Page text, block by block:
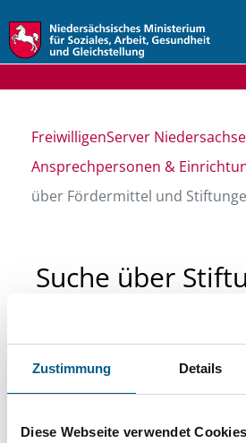
Zustimmung Details
Diese Webseite verwendet Cookies
FreiwilligenServer
Ansprechpersonen &
über Fördermittel und
Suche über
Sie suchen finanzielle
direkt über unsere